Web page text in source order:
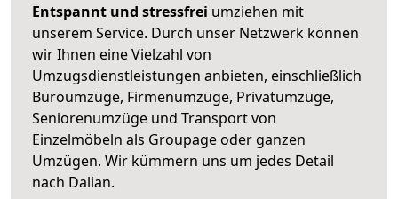
Entspannt und stressfrei umziehen mit
unserem Service. Durch unser Netzwerk können
wir Ihnen eine Vielzahl von
Umzugsdienstleistungen anbieten, einschließlich
Büroumzüge, Firmenumzüge, Privatumzüge,
Seniorenumzüge und Transport von
Einzelmöbeln als Groupage oder ganzen
Umzügen. Wir kümmern uns um jedes Detail
nach Dalian.